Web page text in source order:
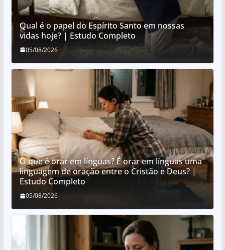
Qual é o papel do Espírito Santo em nossas
vidas hoje? | Estudo Completo
05/08/2026
O que é orar em línguas? É orar em línguas uma
linguagem de oração entre o Cristão e Deus? |
Estudo Completo
05/08/2026